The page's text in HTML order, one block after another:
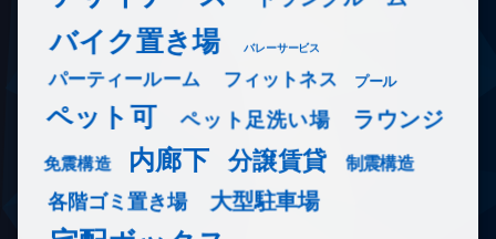
バイク置き場 バレーサービス
パーティールーム フィットネス プール
ペット可 ペット足洗い場 ラウンジ
免震構造 内廊下 分譲賃貸 制震構造
各階ゴミ置き場 大型駐車場